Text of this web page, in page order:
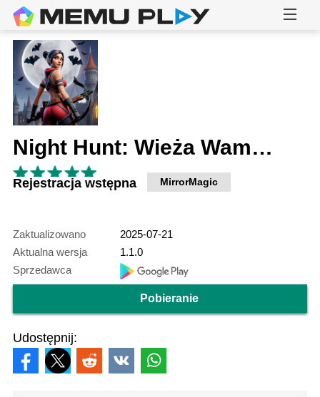
Night Hunt: Wieża Wampirów
Rejestracja wstępna MirrorMagic
Zaktualizowano
2025-07-21
Aktualna wersja
1.1.0
Sprzedawca
Pobieranie
Udostępnij: